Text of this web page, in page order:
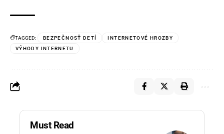
TAGGED: BEZPEČNOSŤ DETÍ
INTERNETOVÉ HROZBY
VÝHODY INTERNETU
Must Read